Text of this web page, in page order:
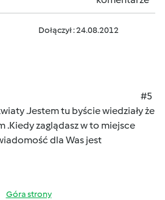
Dołączył : 24.08.2012
#5
.Jestem tu byście wiedziały że
.Kiedy zaglądasz w to miejsce
dla Was jest
Góra strony